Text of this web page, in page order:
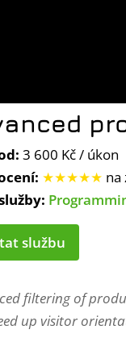
3 600 Kč / úkon
★★★★★ na
službu
filtering of
up visitor